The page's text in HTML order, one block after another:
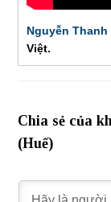
Nguyễn Thanh
Việt.
Chia sẻ của
(Huế)